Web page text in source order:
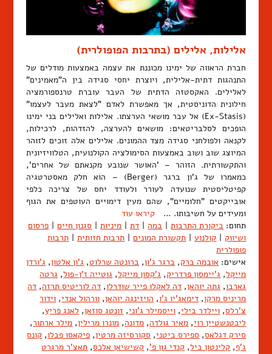
אלילות, אלילים (בתרבות הפופולרית)
חברת הראווה של ימינו מכוננת את עצמה באמצעות מודלים של
התנהגות דתית-אלילית, ויוצרת יחסי סגידה בין ה"מאמינים"
לאלילים. האקסטזה הדתית של העבר עוברת טרנספורמציה
חילונית הדוניסטית, אך מאפשרת לאדם "לצאת מעבר לעצמו"
(Ex-Stasis) אל עבר מושאי הערצתו. אלילות ואלילים בני ימינו
הופכים לסלבריטאים: מושאים להערצה, להזדהות, לרכילות,
לקנאה ולפולחני סגידה מצד ההמונים. אלילים אלה זוכים לזוהר
המיוצג שוב ושוב באמצעות הסימולציה הקולנועית, הטלוויזיונית
והתקשורתית. הזוהר – 'האושר שנובע מקנאתם של אחרים',
כמאמרו של ג'ון ברגר (Berger) – הוא חלק מאסטרטגיה
קפיטליסטית שנועדה לעורר ולעודד יחס של צריכה כלפי
אובייקטים "חלומיים", שהם מעין דימויים העוטפים את הגוף
ומעידים על חשיבותו. … קיראו עוד
תחום: ביקורת התרבות במה דת מיניות סגנון חיים
פרסום
ושיווק
קולנוע תקשורת המונים תרבות חזותית
תרבות
פופולרית
אישים: אובמה ברק, ברגר ג'ון, ברונטה שרלוט, ג'ון אלטון, ג'ורדן
מייקל, ג'יימסון פרדריק, ג'קסון מייקל, גוטייה ז'ן-פול, גרטה
גארבו, גתה יוהאן, דה לאקלו פייר שודרלו, דה לוריטיס תרזה, דה
מריניס מרקו, דימאג'יו ג'ו, הויזינגה יוהאן, וורהול אנדי, וידור
צ'רלס, ויילדר בילי, וייסמילר ג'וני, זונטג סוזאן, לאנג פריץ,
ליכטנשטיין רוי, מאיר גולדה, מדונה, מונרו מרילין, מילר ארתור,
סירק דגלאס, ספירס ביטני, סקורסיזה מרטין, פיקאסו פבלו, קונס
ג'ף, קלינטון ביל, קנדי גון פ', קשישיאן אלכס, תאצ'ר מרגרט